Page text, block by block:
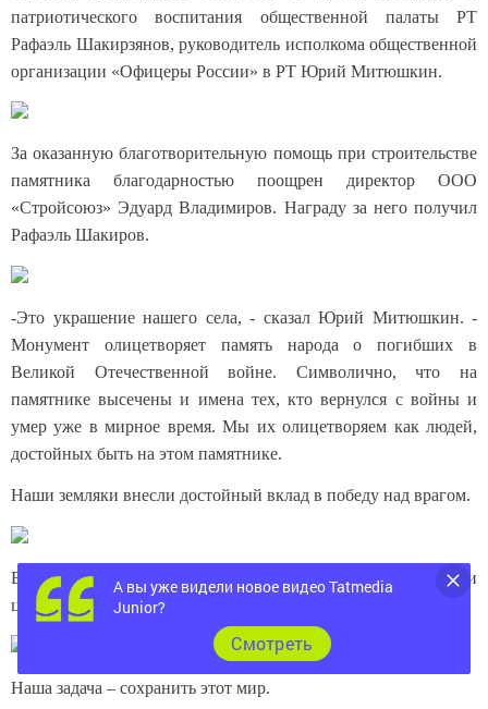
патриотического воспитания общественной палаты РТ
Рафаэль Шакирзянов, руководитель исполкома общественной
организации «Офицеры России» в РТ Юрий Митюшкин.
За оказанную благотворительную помощь при строительстве
памятника благодарностью поощрен директор ООО
«Стройсоюз» Эдуард Владимиров. Награду за него получил
Рафаэль Шакиров.
-Это украшение нашего села, - сказал Юрий Митюшкин. -
Монумент олицетворяет память народа о погибших в
Великой Отечественной войне. Символично, что на
памятнике высечены и имена тех, кто вернулся с войны и
умер уже в мирное время. Мы их олицетворяем как людей,
достойных быть на этом памятнике.
Наши земляки внесли достойный вклад в победу над врагом.
В знак благодарности за мирное небо к памятнику возложили
цветы.
Наша задача – сохранить этот мир.
А вы уже видели новое видео Tatmedia
Junior?
Cмотреть